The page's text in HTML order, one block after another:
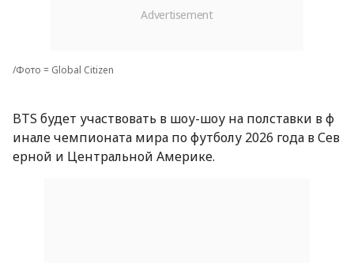
/Фото = Global Citizen
BTS будет участвовать в шоу-шоу на полставки в ф
инале чемпионата мира по футболу 2026 года в Сев
ерной и Центральной Америке.